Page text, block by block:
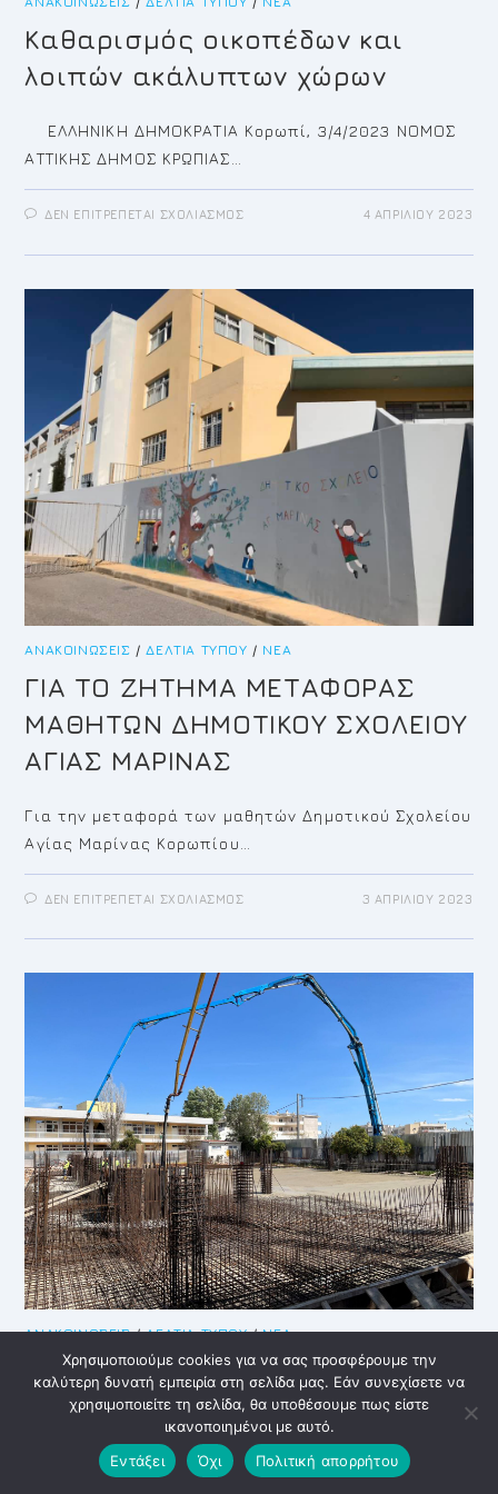
Καθαρισμός οικοπέδων και
λοιπών ακάλυπτων χώρων
ΕΛΛΗΝΙΚΗ ΔΗΜΟΚΡΑΤΙΑ Κορωπί, 3/4/2023 ΝΟΜΟΣ
ΑΤΤΙΚΗΣ ΔΗΜΟΣ ΚΡΩΠΙΑΣ…
ΔΕΝ ΕΠΙΤΡΈΠΕΤΑΙ ΣΧΟΛΙΑΣΜΌΣΣΤΟ
ΚΑΙ
ΑΚΆΛΥΠΤΩΝ
ΧΏΡΩΝ
4 ΑΠΡΙΛΊΟΥ 2023
ΑΝΑΚΟΙΝΏΣΕΙΣ /ΔΕΛΤΊΑ ΤΎΠΟΥ / ΝΈΑ
ΓΙΑ ΤΟ ΖΗΤΗΜΑ ΜΕΤΑΦΟΡΑΣ
ΜΑΘΗΤΩΝ ΔΗΜΟΤΙΚΟΥ ΣΧΟΛΕΙΟΥ
ΑΓΙΑΣ ΜΑΡΙΝΑΣ
Για την μεταφορά των μαθητών Δημοτικού Σχολείου
Αγίας Μαρίνας Κορωπίου…
ΔΕΝ ΕΠΙΤΡΈΠΕΤΑΙ ΣΧΟΛΙΑΣΜΌΣΣΤΟ
ΖΗΤΗΜΑ
ΜΑΘΗΤΩΝ
ΔΗΜΟΤΙΚΟΥ
ΣΧΟΛΕΙΟΥ
3 ΑΠΡΙΛΊΟΥ 2023
ΑΝΑΚΟΙΝΏΣΕΙΣ/ΔΕΛΤΊΑ ΤΎΠΟΥ/ΝΈΑ
ΚΑΤΑΣΚΕΥΗ ΣΧΟΛΙΚΩΝ ΚΤΙΡΙΩΝ
3ΟΥ ΔΗΜΟΤΙΚΟΥ ΣΧΟΛΕΙΟΥ
ΚΟΡΩΠΙΟΥ
Χρησιμοποιούμε cookies για να σας προσφέρουμε την
καλύτερη δυνατή εμπειρία στη σελίδα μας. Εάν συνεχίσετε να
χρησιμοποιείτε τη σελίδα, θα υποθέσουμε πως είστε
ικανοποιημένοι με αυτό.
Εντάξει
Όχι Πολιτική απορρήτου